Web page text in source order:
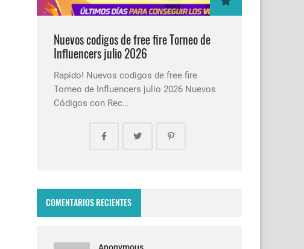
Nuevos codigos de free fire Torneo de
Influencers julio 2026
Rapido! Nuevos codigos de free fire
Torneo de Influencers julio 2026 Nuevos
Códigos con Rec…
COMENTARIOS RECIENTES
Anonymous